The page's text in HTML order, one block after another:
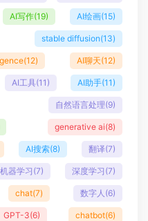
AI写作(19) AI绘画(15)
stable diffusion(13)
(12) AI聊天(12)
AI工具(11) AI助手(11)
自然语言处理(9)
generative ai(8)
AI搜索(8) 翻译(7)
机器学习 (7) 深度学习 (7)
chat(7) 数字人 (6)
GPT-3(6) chatbot(6)